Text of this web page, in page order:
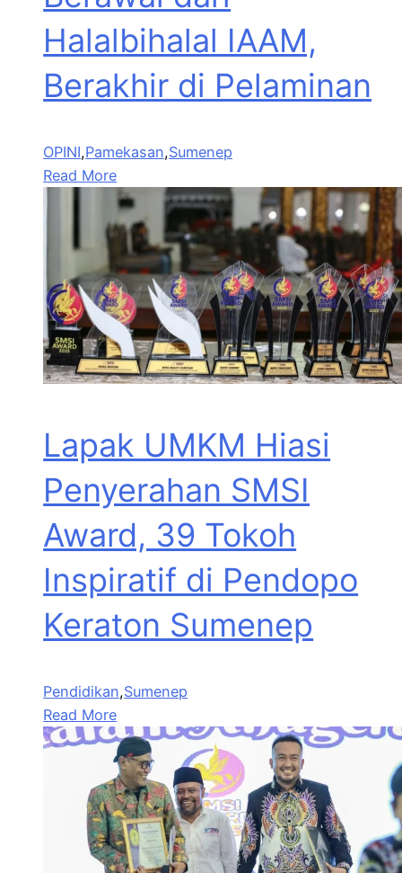
Halalbihalal IAAM,
Berakhir di Pelaminan
OPINI,Pamekasan,Sumenep
Read More
Lapak UMKM Hiasi
Penyerahan SMSI
Award, 39 Tokoh
Inspiratif di Pendopo
Keraton Sumenep
Pendidikan,Sumenep
Read More